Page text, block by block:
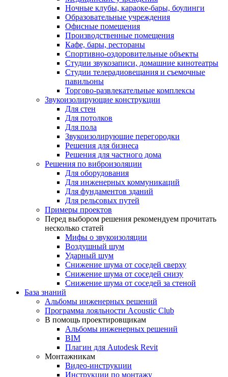
Ночные клубы, караоке-бары, боулинги
Образовательные учреждения
Офисные помещения
Производственные помещения
Кафе, бары, рестораны
Спортивно-оздоровительные объекты
Студии звукозаписи, домашние кинотеатры
Студии телерадиовещания и съемочные
павильоны
Торгово-развлекательные комплексы
Звукоизолирующие конструкции
Для стен
Для потолков
Для пола
Звукоизолирующие перегородки
Решения для бизнеса
Решения для частного дома
Решения по виброизоляции
Для оборудования
Для инженерных коммуникаций
Для фундаментов зданий
Для рельсовых путей
Примеры проектов
Перед выбором решения рекомендуем прочитать
несколько статей
Мифы о звукоизоляции
Воздушный шум
Ударный шум
Снижение шума от соседей сверху
Снижение шума от соседей снизу
Снижение шума от соседей за стеной
База знаний
Альбомы инженерных решений
Программа лояльности Acoustic Club
В помощь проектировщикам
Альбомы инженерных решений
BIM
Плагин для Autodesk Revit
Монтажникам
Видео-инструкции
Инструкции по монтажу